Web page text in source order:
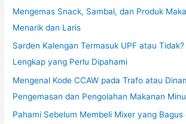
Mengemas Snack, Sambal, dan Produk
Menarik dan Laris
Sarden Kalengan Termasuk UPF atau
Lengkap yang Perlu Dipahami
Mengenal Kode CCAW pada Trafo atau
Pengemasan dan Pengolahan Makanan
Pahami Sebelum Membeli Mixer yang Bagus